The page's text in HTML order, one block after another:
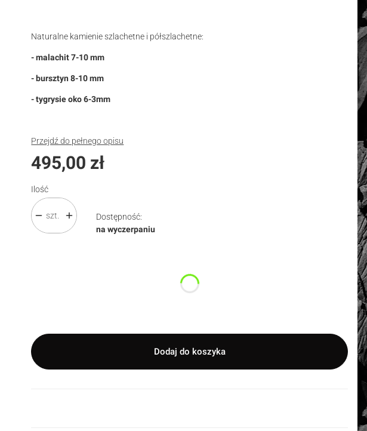
Naturalne kamienie szlachetne i półszlachetne:
- malachit 7-10 mm
- bursztyn 8-10 mm
- tygrysie oko 6-3mm
Przejdź do pełnego opisu
Cena
495,00 zł
Ilość
szt.
Dostępność:
na wyczerpaniu
Dodaj do koszyka